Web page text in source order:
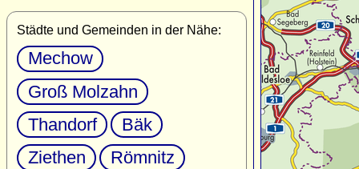
Städte und Gemeinden in der Nähe:
Mechow
Groß Molzahn
Thandorf
Bäk
Ziethen
Römnitz